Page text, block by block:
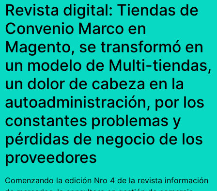
Revista digital: Tiendas de
Convenio Marco en
Magento, se transformó en
un modelo de Multi-tiendas,
un dolor de cabeza en la
autoadministración, por los
constantes problemas y
pérdidas de negocio de los
proveedores
Comenzando la edición Nro 4 de la revista información